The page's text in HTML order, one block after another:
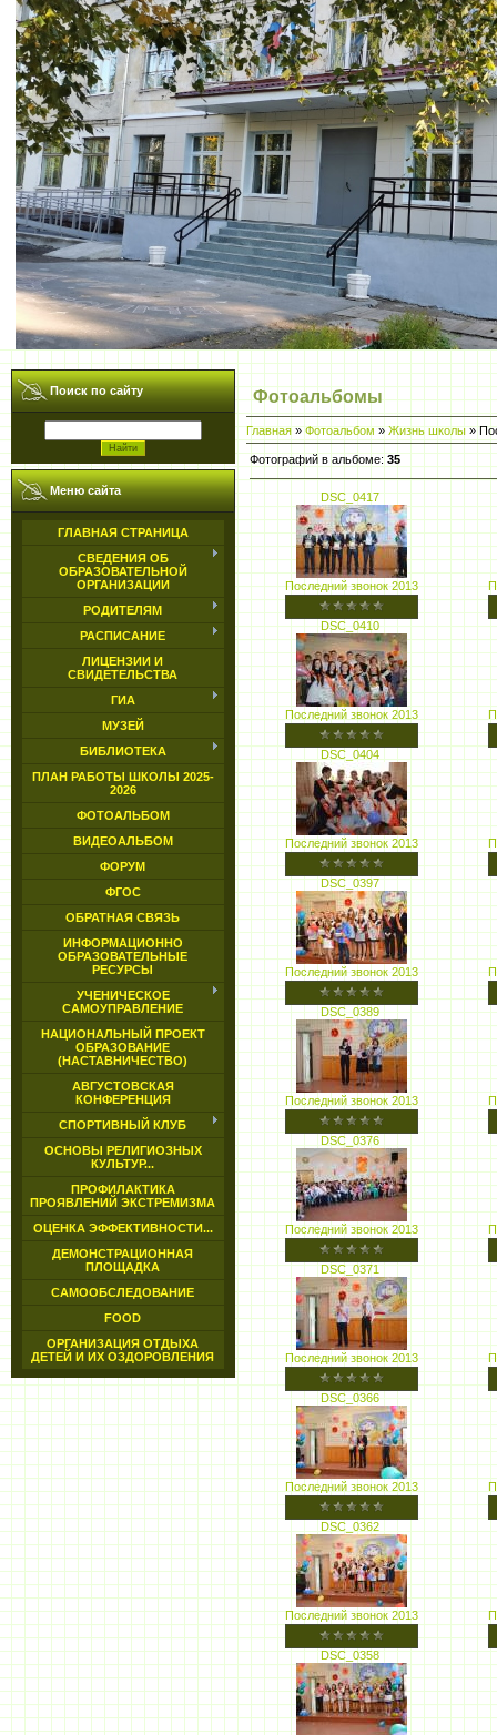
Поиск по сайту
Меню сайта
ГЛАВНАЯ СТРАНИЦА
СВЕДЕНИЯ ОБ
ОБРАЗОВАТЕЛЬНОЙ
ОРГАНИЗАЦИИ
РОДИТЕЛЯМ
РАСПИСАНИЕ
ЛИЦЕНЗИИ И
СВИДЕТЕЛЬСТВА
ГИА
МУЗЕЙ
БИБЛИОТЕКА
ПЛАН РАБОТЫ ШКОЛЫ 2025-
2026
ФОТОАЛЬБОМ
ВИДЕОАЛЬБОМ
ФОРУМ
ФГОС
ОБРАТНАЯ СВЯЗЬ
ИНФОРМАЦИОННО
ОБРАЗОВАТЕЛЬНЫЕ
РЕСУРСЫ
УЧЕНИЧЕСКОЕ
САМОУПРАВЛЕНИЕ
НАЦИОНАЛЬНЫЙ ПРОЕКТ
ОБРАЗОВАНИЕ
(НАСТАВНИЧЕСТВО)
АВГУСТОВСКАЯ
КОНФЕРЕНЦИЯ
СПОРТИВНЫЙ КЛУБ
ОСНОВЫ РЕЛИГИОЗНЫХ
КУЛЬТУР...
ПРОФИЛАКТИКА
ПРОЯВЛЕНИЙ ЭКСТРЕМИЗМА
ОЦЕНКА ЭФФЕКТИВНОСТИ...
ДЕМОНСТРАЦИОННАЯ
ПЛОЩАДКА
САМООБСЛЕДОВАНИЕ
FOOD
ОРГАНИЗАЦИЯ ОТДЫХА
ДЕТЕЙ И ИХ ОЗДОРОВЛЕНИЯ
Фотоальбомы
Главная»Фотоальбом»Жизнь школы»
Фотографий в альбоме: 35
DSC_0417
Последний звонок 2013
DSC_0410
Последний звонок 2013
DSC_0404
Последний звонок 2013
DSC_0397
Последний звонок 2013
DSC_0389
Последний звонок 2013
DSC_0376
Последний звонок 2013
DSC_0371
Последний звонок 2013
DSC_0366
Последний звонок 2013
DSC_0362
Последний звонок 2013
DSC_0358